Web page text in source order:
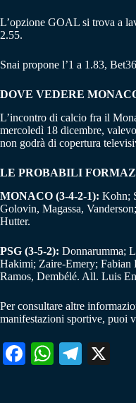
L’opzione GOAL si trova a
2.55.
Snai propone l’1 a 1.83,
DOVE VEDERE
L’incontro di calcio fra il
mercoledì 18 dicembre,
non godrà di copertura
LE PROBABILI
MONACO (3-4-2-1): Kohn;
Golovin, Magassa,
Hutter.
PSG (3-5-2): Donnarumma;
Hakimi; Zaire-Emery; Fabian
Ramos, Dembélé. All. Luis
Per consultare altre
manifestazioni sportive, puoi
Fa W
Te